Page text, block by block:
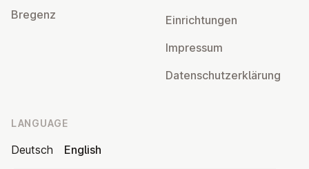
Bregenz
Ein­rich­tun­gen
Impressum
Datens­chutzerklärung
LANGUAGE
Deutsch
English